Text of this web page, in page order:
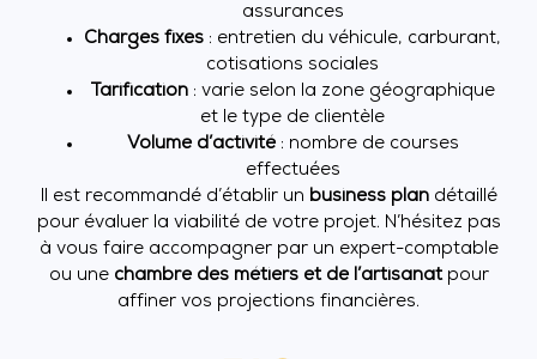
assurances
Charges fixes : entretien du véhicule, carburant,
cotisations sociales
Tarification : varie selon la zone géographique
et le type de clientèle
Volume d’activité: nombre de courses
effectuées
Il est recommandé d’établir un business plandétaillé
pour évaluer la viabilité de votre projet. N’hésitez pas
à vous faire accompagner par un expert-comptable
ou une chambre des métiers et de l’artisanatpour
affiner vos projections financières.